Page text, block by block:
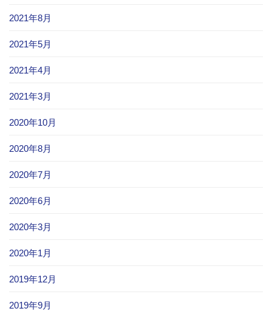
2021年8月
2021年5月
2021年4月
2021年3月
2020年10月
2020年8月
2020年7月
2020年6月
2020年3月
2020年1月
2019年12月
2019年9月